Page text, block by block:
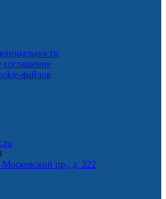
соглашение
файлов
Московский пр., д. 222